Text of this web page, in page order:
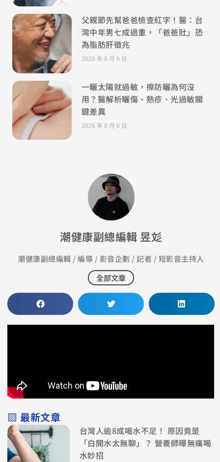
父親節先幫爸爸檢查紅字！醫：台
灣中年男七成過重，「爸爸肚」恐
為脂肪肝徵兆
2026 年 8 月 6 日
一曬太陽就過敏，擦防曬為何沒
用？醫解析曬傷、熱疹、光過敏關
鍵差異
2026 年 8 月 6 日
潮健康副總編輯 昱彣
潮健康副總編輯 / 編導 / 影音企劃 / 記者 / 短影音主持人
全部文章
▧ 最新文章
台灣人逾8成喝水不足！ 原因竟是
「白開水太無聊」？ 營養師曝無痛喝
水妙招